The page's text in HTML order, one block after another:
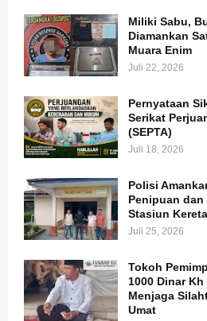
Miliki Sabu,
Diamankan
Muara Enim
Juli 22, 2026
Pernyataan
Serikat
(SEPTA)
Juli 18, 2026
Polisi
Penipuan
Stasiun
Juli 25, 2026
Tokoh
1000 Dinar
Menjaga
Umat